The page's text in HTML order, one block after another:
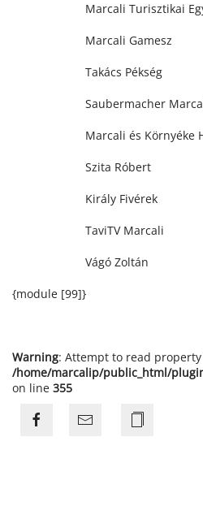
Marcali Turisztikai
Marcali Gamesz
Takács Pékség
Saubermacher
Marcali és Környéke
Szita Róbert
Király Fivérek
TaviTV Marcali
Vágó Zoltán
{module [99]}
Warning: Attempt to read
/home/marcalip/public_html/
on line 355